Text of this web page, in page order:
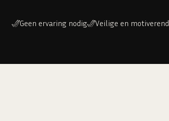
Geen ervaring nodig Veilige en motiverend